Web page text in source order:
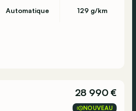
Automatique 129 g/km
28 990 €
NOUVEAU